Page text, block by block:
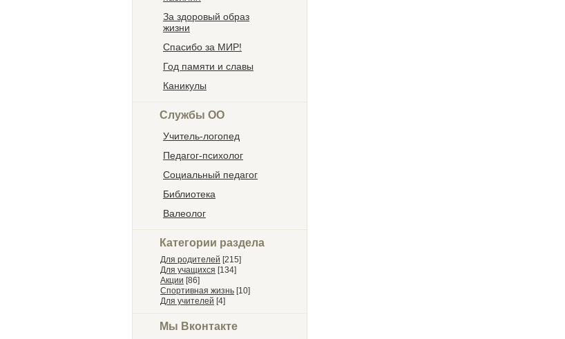
За здоровый образ
жизни
Спасибо за МИР!
Год памяти и славы
Каникулы
Службы ОО
Учитель-логопед
Педагог-психолог
Социальный педагог
Библиотека
Валеолог
Категории раздела
Для родителей [215]
Для учащихся [134]
Акции [86]
Спортивная жизнь [10]
Для учителей [4]
Мы Вконтакте